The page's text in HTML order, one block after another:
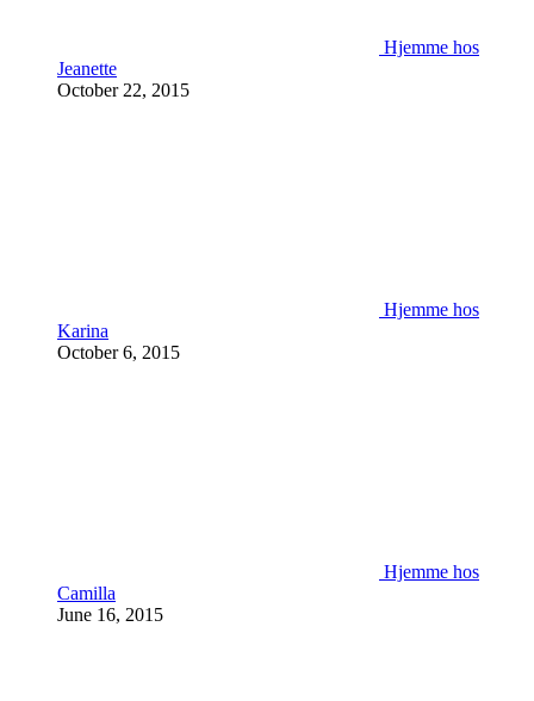
Hjemme hos
Jeanette
October 22, 2015
Hjemme hos
Karina
October 6, 2015
Hjemme hos
Camilla
June 16, 2015